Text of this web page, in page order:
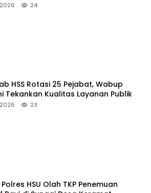
24
HSS Rotasi 25 Pejabat, Wabup
Tekankan Kualitas Layanan Publik
23
HSU Olah TKP Penemuan